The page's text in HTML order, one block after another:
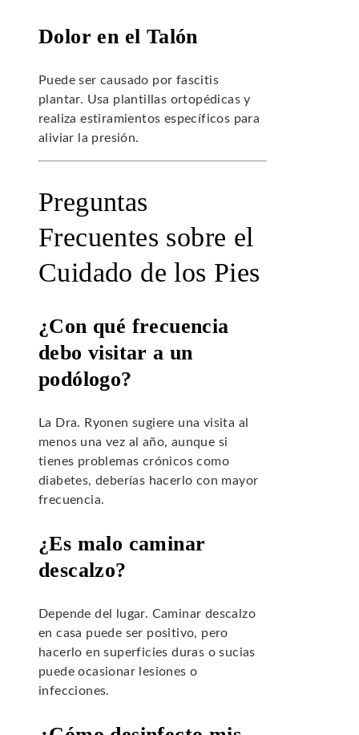
Dolor en el Talón
Puede ser causado por fascitis
plantar. Usa plantillas ortopédicas y
realiza estiramientos específicos para
aliviar la presión.
Preguntas
Frecuentes sobre el
Cuidado de los Pies
¿Con qué frecuencia
debo visitar a un
podólogo?
La Dra. Ryonen sugiere una visita al
menos una vez al año, aunque si
tienes problemas crónicos como
diabetes, deberías hacerlo con mayor
frecuencia.
¿Es malo caminar
descalzo?
Depende del lugar. Caminar descalzo
en casa puede ser positivo, pero
hacerlo en superficies duras o sucias
puede ocasionar lesiones o
infecciones.